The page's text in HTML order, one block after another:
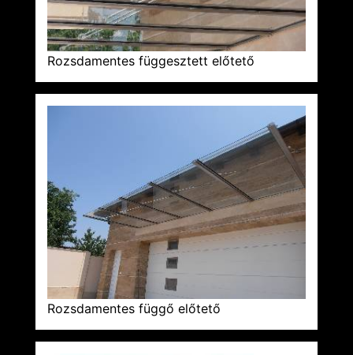
Rozsdamentes függesztett előtető
Rozsdamentes függő előtető